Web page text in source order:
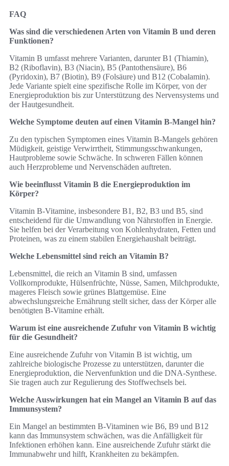
FAQ
Was sind die verschiedenen Arten von Vitamin B und deren
Funktionen?
Vitamin B umfasst mehrere Varianten, darunter B1 (Thiamin),
B2 (Riboflavin), B3 (Niacin), B5 (Pantothensäure), B6
(Pyridoxin), B7 (Biotin), B9 (Folsäure) und B12 (Cobalamin).
Jede Variante spielt eine spezifische Rolle im Körper, von der
Energieproduktion bis zur Unterstützung des Nervensystems und
der Hautgesundheit.
Welche Symptome deuten auf einen Vitamin B-Mangel hin?
Zu den typischen Symptomen eines Vitamin B-Mangels gehören
Müdigkeit, geistige Verwirrtheit, Stimmungsschwankungen,
Hautprobleme sowie Schwäche. In schweren Fällen können
auch Herzprobleme und Nervenschäden auftreten.
Wie beeinflusst Vitamin B die Energieproduktion im
Körper?
Vitamin B-Vitamine, insbesondere B1, B2, B3 und B5, sind
entscheidend für die Umwandlung von Nährstoffen in Energie.
Sie helfen bei der Verarbeitung von Kohlenhydraten, Fetten und
Proteinen, was zu einem stabilen Energiehaushalt beiträgt.
Welche Lebensmittel sind reich an Vitamin B?
Lebensmittel, die reich an Vitamin B sind, umfassen
Vollkornprodukte, Hülsenfrüchte, Nüsse, Samen, Milchprodukte,
mageres Fleisch sowie grünes Blattgemüse. Eine
abwechslungsreiche Ernährung stellt sicher, dass der Körper alle
benötigten B-Vitamine erhält.
Warum ist eine ausreichende Zufuhr von Vitamin B wichtig
für die Gesundheit?
Eine ausreichende Zufuhr von Vitamin B ist wichtig, um
zahlreiche biologische Prozesse zu unterstützen, darunter die
Energieproduktion, die Nervenfunktion und die DNA-Synthese.
Sie tragen auch zur Regulierung des Stoffwechsels bei.
Welche Auswirkungen hat ein Mangel an Vitamin B auf das
Immunsystem?
Ein Mangel an bestimmten B-Vitaminen wie B6, B9 und B12
kann das Immunsystem schwächen, was die Anfälligkeit für
Infektionen erhöhen kann. Eine ausreichende Zufuhr stärkt die
Immunabwehr und hilft, Krankheiten zu bekämpfen.